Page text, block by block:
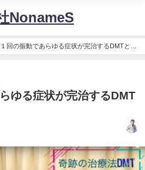
NonameS
回の振動であらゆる症状が完治するDMTと
ゆる症状が完治するDMT